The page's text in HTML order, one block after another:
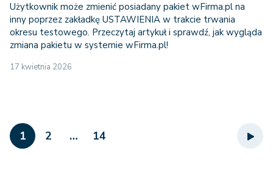
Użytkownik może zmienić posiadany pakiet wFirma.pl na
inny poprzez zakładkę USTAWIENIA w trakcie trwania
okresu testowego. Przeczytaj artykuł i sprawdź, jak wygląda
zmiana pakietu w systemie wFirma.pl!
17 kwietnia 2026
1 2 … 14